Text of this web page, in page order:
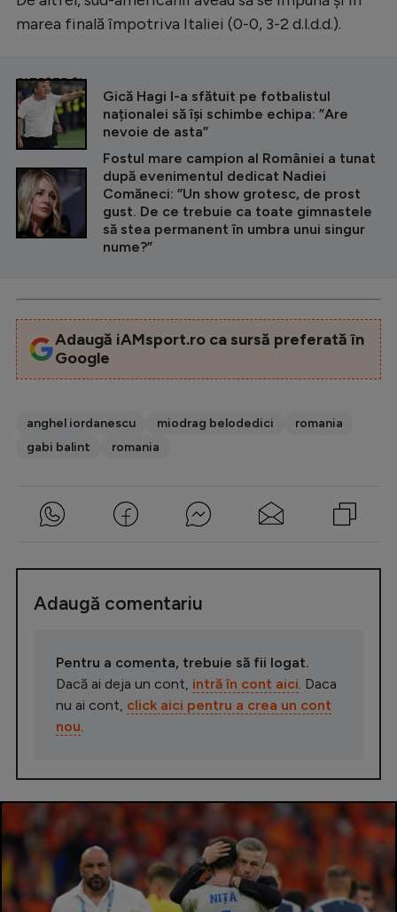
marea finală împotriva Italiei (0-0, 3-2 d.l.d.d.).
CITEȘTE ȘI
Gică Hagi l-a sfătuit pe fotbalistul
naționalei să își schimbe echipa: ”Are
nevoie de asta”
Fostul mare campion al României a tunat
după evenimentul dedicat Nadiei
Comăneci: ”Un show grotesc, de prost
gust. De ce trebuie ca toate gimnastele
să stea permanent în umbra unui singur
nume?”
Adaugă iAMsport.ro ca sursă preferată în
Google
anghel iordanescu miodrag belodedici
romania
gabi balint
romania
Adaugă comentariu
Pentru a comenta, trebuie să fii logat.
Dacă ai deja un cont, intră în cont aici . Daca
nu ai cont, click aici pentru a crea un cont
nou